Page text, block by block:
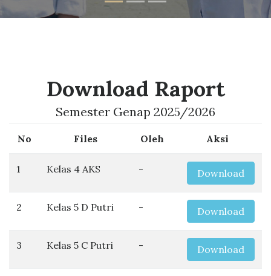
Download Raport
Semester Genap 2025/2026
No Files Oleh Aksi
1 Kelas 4 AKS - Download
2 Kelas 5 D Putri - Download
3 Kelas 5 C Putri - Download